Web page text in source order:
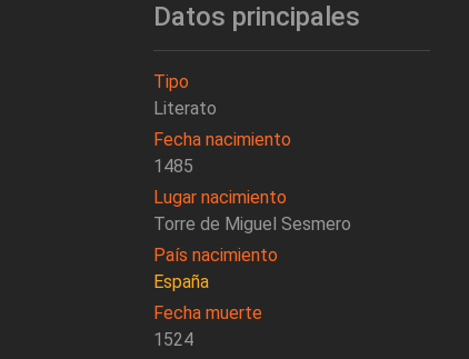
Datos principales
Tipo
Literato
Fecha nacimiento
1485
Lugar nacimiento
Torre de Miguel Sesmero
País nacimiento
España
Fecha muerte
1524